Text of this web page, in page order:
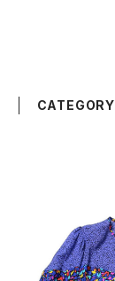
CATEGORY